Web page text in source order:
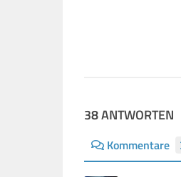
38 ANTWORTEN
Kommentare